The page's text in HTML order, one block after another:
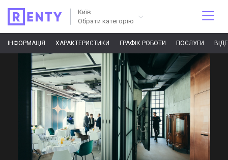
Київ
Обрати категорію
ІНФОРМАЦІЯ ХАРАКТЕРИСТИКИ ГРАФІК РОБОТИ ПОСЛУГИ